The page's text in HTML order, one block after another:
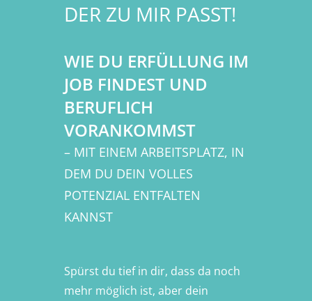
DER ZU MIR PASST!
WIE DU ERFÜLLUNG IM
JOB FINDEST UND
BERUFLICH
VORANKOMMST
– MIT EINEM ARBEITSPLATZ, IN
DEM DU DEIN VOLLES
POTENZIAL ENTFALTEN
KANNST
Spürst du tief in dir, dass da noch
mehr möglich ist, aber dein